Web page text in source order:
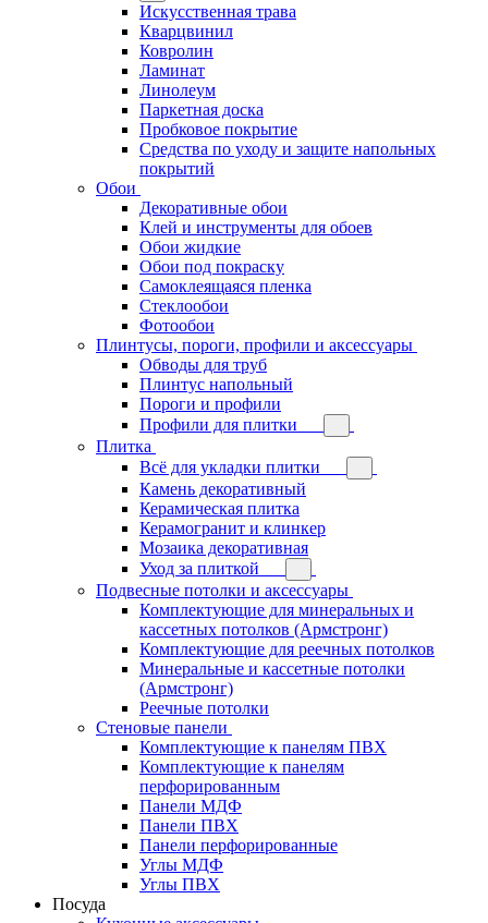
Искусственная трава
Кварцвинил
Ковролин
Ламинат
Линолеум
Паркетная доска
Пробковое покрытие
Средства по уходу и защите напольных
покрытий
Обои
Декоративные обои
Клей и инструменты для обоев
Обои жидкие
Обои под покраску
Самоклеящаяся пленка
Стеклообои
Фотообои
Плинтусы, пороги, профили и аксессуары
Обводы для труб
Плинтус напольный
Пороги и профили
Профили для плитки
Плитка
Всё для укладки плитки
Камень декоративный
Керамическая плитка
Керамогранит и клинкер
Мозаика декоративная
Уход за плиткой
Подвесные потолки и аксессуары
Комплектующие для минеральных и
кассетных потолков (Армстронг)
Комплектующие для реечных потолков
Минеральные и кассетные потолки
(Армстронг)
Реечные потолки
Стеновые панели
Комплектующие к панелям ПВХ
Комплектующие к панелям
перфорированным
Панели МДФ
Панели ПВХ
Панели перфорированные
Углы МДФ
Углы ПВХ
Посуда